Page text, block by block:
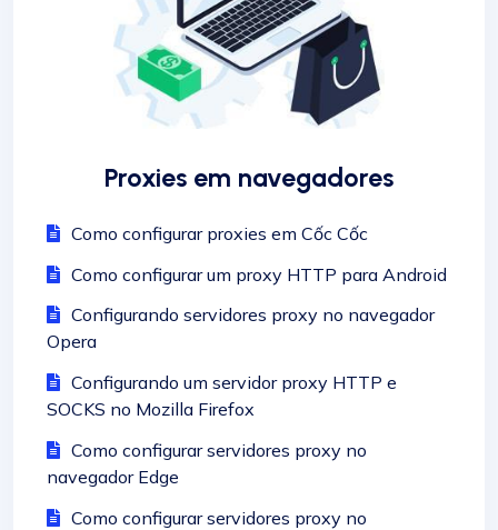
Proxies em navegadores
Como configurar proxies em Cốc Cốc
Como configurar um proxy HTTP para Android
Configurando servidores proxy no navegador
Opera
Configurando um servidor proxy HTTP e
SOCKS no Mozilla Firefox
Como configurar servidores proxy no
navegador Edge
Como configurar servidores proxy no